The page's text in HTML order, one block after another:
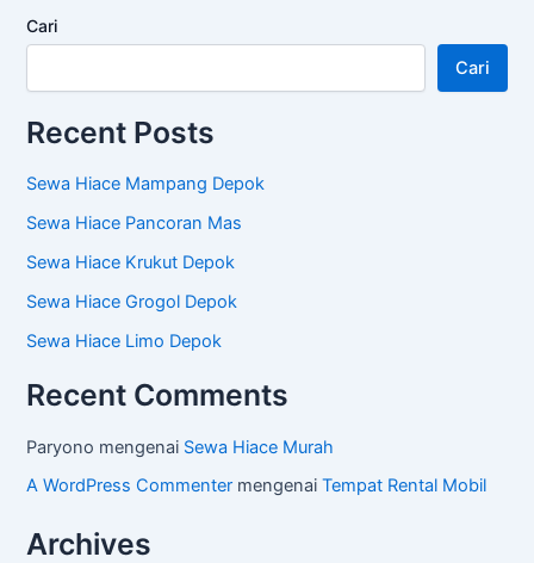
Cari
Cari
Recent Posts
Sewa Hiace Mampang Depok
Sewa Hiace Pancoran Mas
Sewa Hiace Krukut Depok
Sewa Hiace Grogol Depok
Sewa Hiace Limo Depok
Recent Comments
Paryono mengenai Sewa Hiace Murah
A WordPress Commenter mengenaiTempat Rental Mobil
Archives